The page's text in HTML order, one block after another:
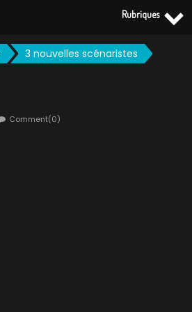
3 nouvelles scénaristes
Comment(0)
Rubriques